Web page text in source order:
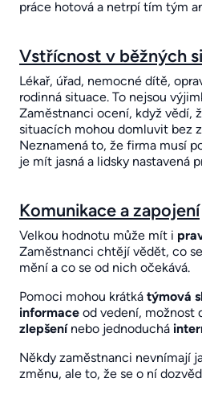
práce hotová a netrpí tím tým
Vstřícnost v běžných
Lékař, úřad, nemocné dítě,
rodinná situace. To nejsou
Zaměstnanci ocení, když vědí,
situacích mohou domluvit bez
Neznamená to, že firma musí
je mít jasná a lidsky nastavená
Komunikace a zapojení
Velkou hodnotu může mít i
Zaměstnanci chtějí vědět, co
mění a co se od nich očekává.
Pomoci mohou krátká týmová
informace od vedení, možnost
zlepšenínebo jednoduchá
Někdy zaměstnanci nevnímají
změnu, ale to, že se o ní